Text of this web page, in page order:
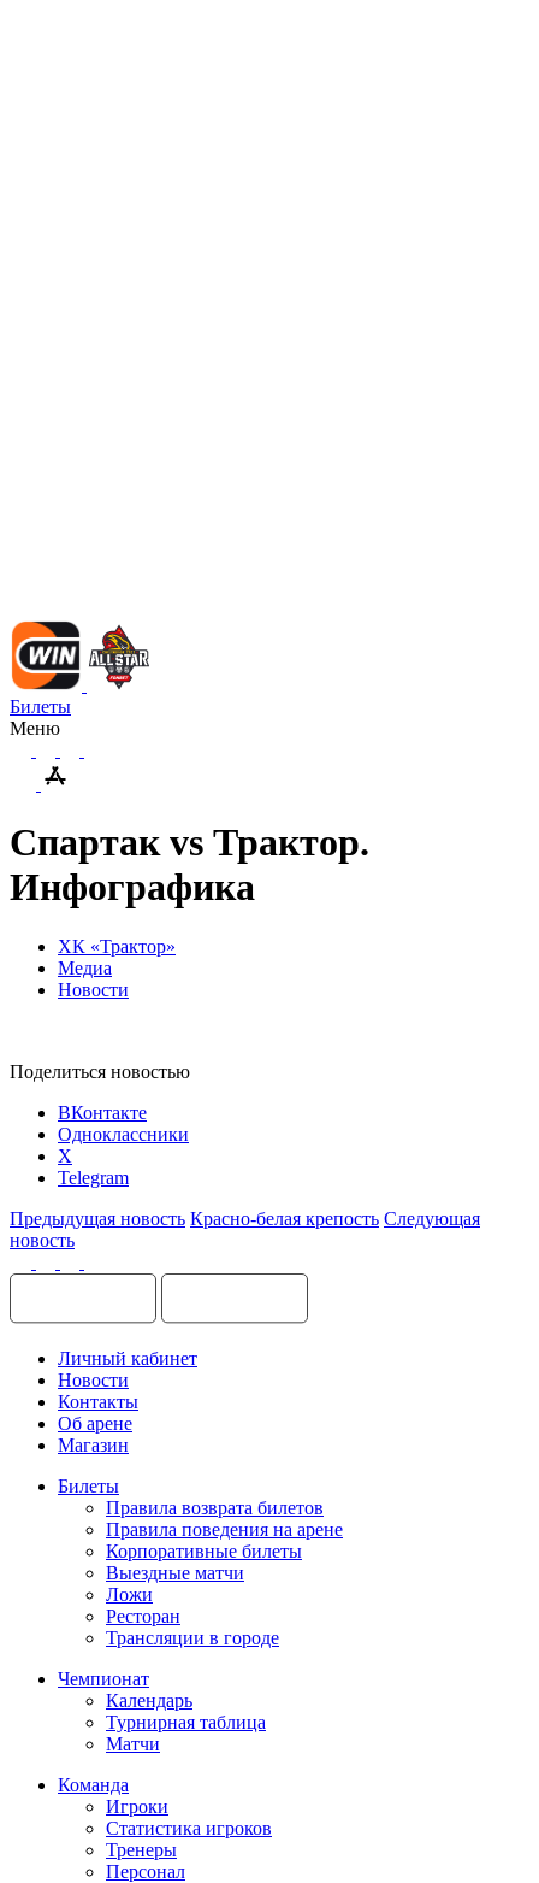
Билеты
Меню
Спартак vs Трактор.
Инфографика
ХК «Трактор»
Медиа
Новости
Поделиться новостью
ВКонтакте
Одноклассники
X
Telegram
Предыдущая новость Красно-белая крепость Следующая
новость
Личный кабинет
Новости
Контакты
Об арене
Магазин
Билеты
Правила возврата билетов
Правила поведения на арене
Корпоративные билеты
Выездные матчи
Ложи
Ресторан
Трансляции в городе
Чемпионат
Календарь
Турнирная таблица
Матчи
Команда
Игроки
Статистика игроков
Тренеры
Персонал